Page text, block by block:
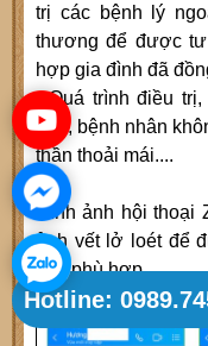
trị các bệnh lý
thương để được
hợp gia đình đã
- Quá trình điều
dần, bệnh nhân
thần thoải mái....
Hình ảnh hội thoại
ảnh vết lở loét để
cho phù hợp.
Hotline: